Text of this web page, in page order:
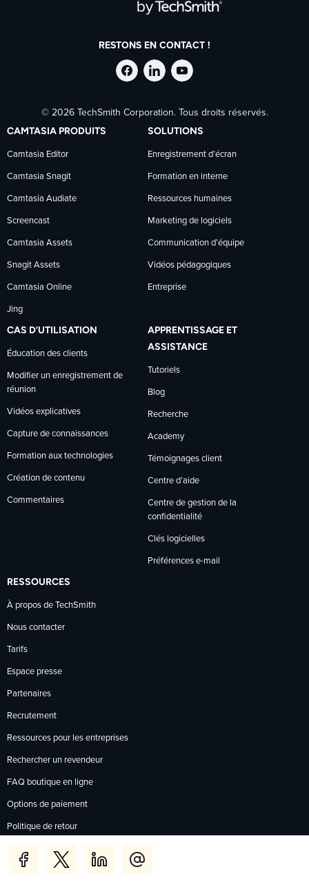
RESTONS EN CONTACT !
Suivre
TechSmith
sur
Facebook
Suivre
TechSmith
sur
LinkedIn
Suivre
TechSmith
sur
YouTube
© 2026 TechSmith Corporation. Tous droits réservés.
CAMTASIA PRODUITS
Camtasia Editor
Camtasia Snagit
Camtasia Audiate
Screencast
Camtasia Assets
Snagit Assets
Camtasia Online
Jing
SOLUTIONS
Enregistrement d’écran
Formation en interne
Ressources humaines
Marketing de logiciels
Communication d’équipe
Vidéos pédagogiques
Entreprise
CAS D’UTILISATION
Éducation des clients
Modifier un enregistrement de
réunion
Vidéos explicatives
Capture de connaissances
Formation aux technologies
Création de contenu
Commentaires
APPRENTISSAGE ET
ASSISTANCE
Tutoriels
Blog
Recherche
Academy
Témoignages client
Centre d’aide
Centre de gestion de la
confidentialité
Clés logicielles
Préférences e-mail
RESSOURCES
À propos de TechSmith
Nous contacter
Tarifs
Espace presse
Partenaires
Recrutement
Ressources pour les entreprises
Rechercher un revendeur
FAQ boutique en ligne
Options de paiement
Politique de retour